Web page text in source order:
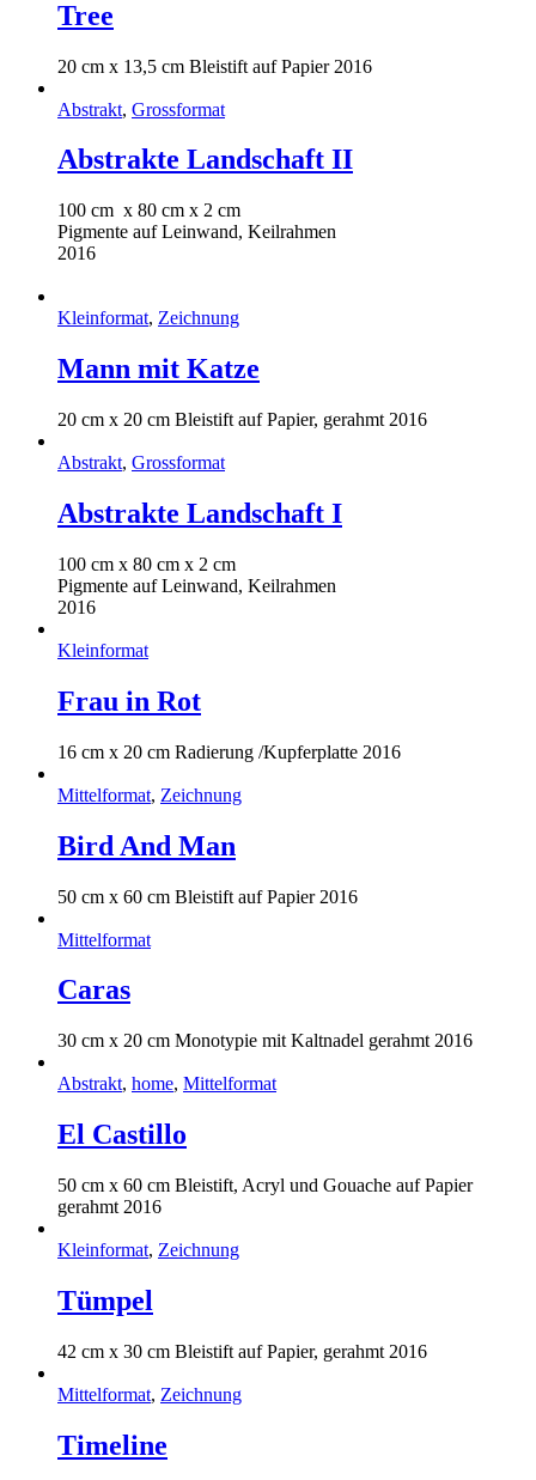
Tree
20 cm x 13,5 cm Bleistift auf Papier 2016
Abstrakt, Grossformat
Abstrakte Landschaft II
100 cm x 80 cm x 2 cm
Pigmente auf Leinwand, Keilrahmen
2016
Kleinformat, Zeichnung
Mann mit Katze
20 cm x 20 cm Bleistift auf Papier, gerahmt 2016
Abstrakt, Grossformat
Abstrakte Landschaft I
100 cm x 80 cm x 2 cm
Pigmente auf Leinwand, Keilrahmen
2016
Kleinformat
Frau in Rot
16 cm x 20 cm Radierung /Kupferplatte 2016
Mittelformat, Zeichnung
Bird And Man
50 cm x 60 cm Bleistift auf Papier 2016
Mittelformat
Caras
30 cm x 20 cm Monotypie mit Kaltnadel gerahmt 2016
Abstrakt, home, Mittelformat
El Castillo
50 cm x 60 cm Bleistift, Acryl und Gouache auf Papier
gerahmt 2016
Kleinformat, Zeichnung
Tümpel
42 cm x 30 cm Bleistift auf Papier, gerahmt 2016
Mittelformat, Zeichnung
Timeline